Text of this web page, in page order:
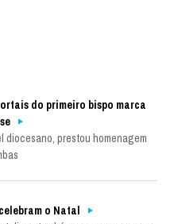
do primeiro bispo marca
diocesano, prestou homenagem
o Natal